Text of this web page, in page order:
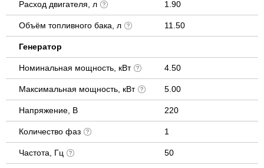
Расход двигателя, л 1.90
Объём топливного бака, л 11.50
Генератор
Номинальная мощность, кВт 4.50
Максимальная мощность, кВт 5.00
Напряжение, В 220
Количество фаз 1
Частота, Гц 50